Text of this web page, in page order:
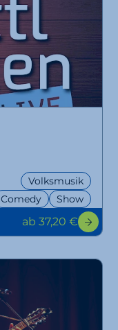
Comedy Show
Volksmusik
ab 37,20 €